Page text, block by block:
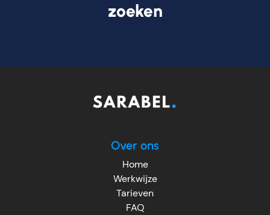
zoeken
Over ons
Home
Werkwijze
Tarieven
FAQ